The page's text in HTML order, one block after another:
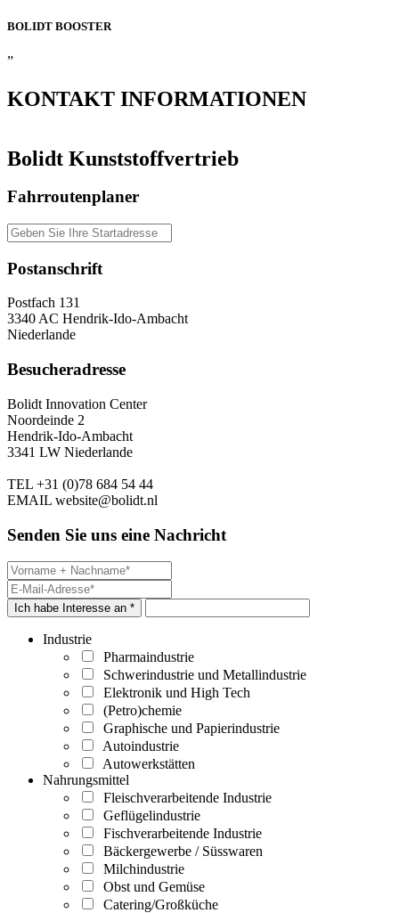
BOLIDT BOOSTER
”
KONTAKT INFORMATIONEN
Bolidt Kunststoffvertrieb
Fahrroutenplaner
Postanschrift
Postfach 131
3340 AC Hendrik-Ido-Ambacht
Niederlande
Besucheradresse
Bolidt Innovation Center
Noordeinde 2
Hendrik-Ido-Ambacht
3341 LW Niederlande
TEL +31 (0)78 684 54 44
EMAIL website@bolidt.nl
Senden Sie uns eine Nachricht
Ich habe Interesse an *
Industrie
Pharmaindustrie
Schwerindustrie und Metallindustrie
Elektronik und High Tech
(Petro)chemie
Graphische und Papierindustrie
Autoindustrie
Autowerkstätten
Nahrungsmittel
Fleischverarbeitende Industrie
Geflügelindustrie
Fischverarbeitende Industrie
Bäckergewerbe / Süsswaren
Milchindustrie
Obst und Gemüse
Catering/Großküche